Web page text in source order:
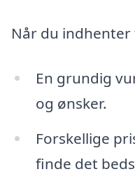
Når du
En grundig
og ønsker.
Forskellige
finde det